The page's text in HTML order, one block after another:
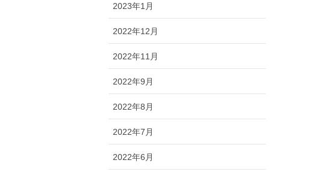
2023年1月
2022年12月
2022年11月
2022年9月
2022年8月
2022年7月
2022年6月